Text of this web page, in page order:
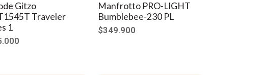
Gitzo
Traveler
1
Manfrotto PRO-LIGHT
Bumblebee-230 PL
$349.900